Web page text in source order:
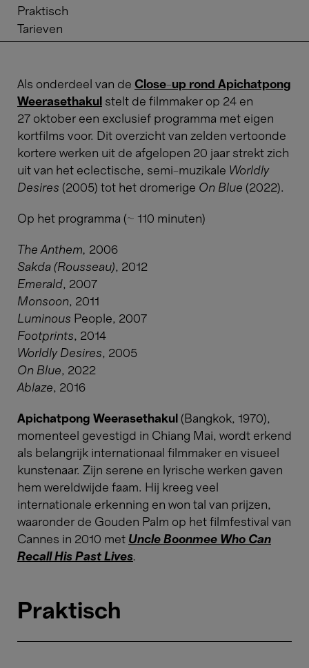
Praktisch
Tarieven
Als onderdeel van de Close-up rond Apichatpong
Weerasethakul stelt de filmmaker op 24 en
27 oktober een exclusief programma met eigen
kortfilms voor. Dit overzicht van zelden vertoonde
kortere werken uit de afgelopen 20 jaar strekt zich
uit van het eclectische, semi-muzikale Worldly
Desires (2005) tot het dromerige On Blue (2022).
Op het programma (~ 110 minuten)
The Anthem, 2006
Sakda (Rousseau), 2012
Emerald, 2007
Monsoon, 2011
Luminous People, 2007
Footprints, 2014
Worldly Desires, 2005
On Blue, 2022
Ablaze, 2016
Apichatpong Weerasethakul (Bangkok, 1970),
momenteel gevestigd in Chiang Mai, wordt erkend
als belangrijk internationaal filmmaker en visueel
kunstenaar. Zijn serene en lyrische werken gaven
hem wereldwijde faam. Hij kreeg veel
internationale erkenning en won tal van prijzen,
waaronder de Gouden Palm op het filmfestival van
Cannes in 2010 met Uncle Boonmee Who Can
Recall His Past Lives.
Praktisch